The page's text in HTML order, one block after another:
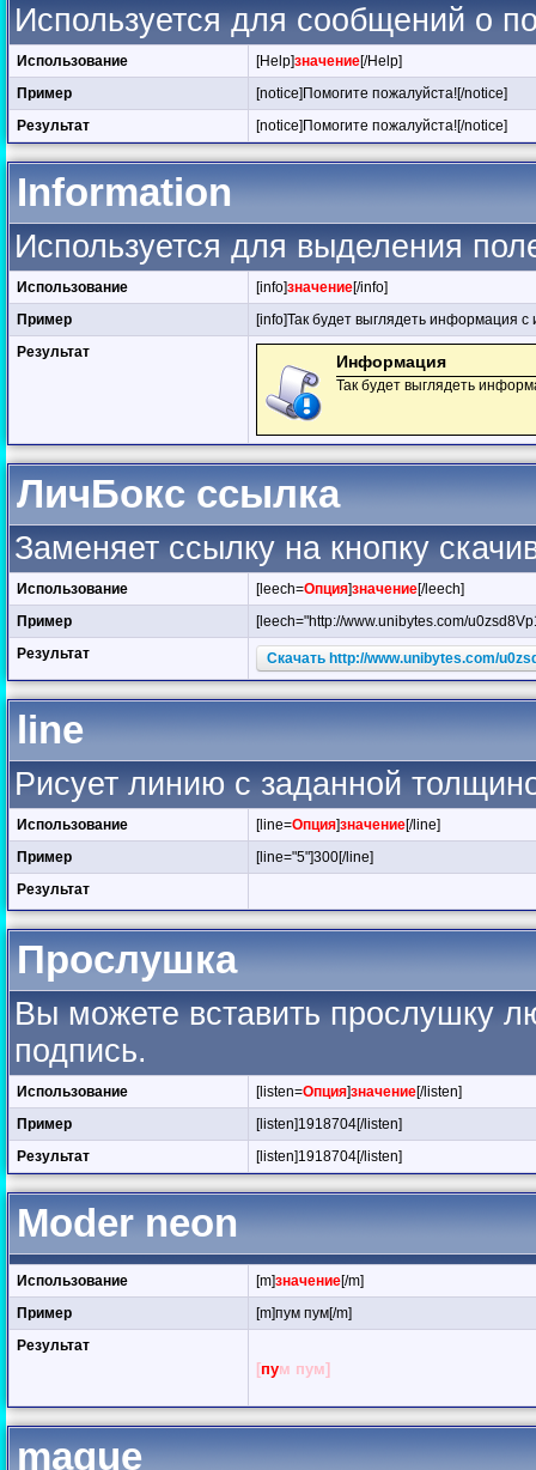
Используется для сообщений о
Использование [Help]значение[/Help]
Пример
[notice]Помогите пожалуйста![/notice]
Результат
[notice]Помогите пожалуйста![/notice]
Information
Используется для выделения
Использование [info]значение[/info]
Пример
[info]Так будет выглядеть информация с
Результат
Информация
Так будет выглядеть
ЛичБокс ссылка
Заменяет ссылку на кнопку
Использование [leech=Опция]значение[/leech]
Пример
[leech="http://www.unibytes.com/
Результат
Скачать http://www.unibytes.com/
line
Рисует линию с заданной
Использование [line=Опция]значение[/line]
Пример
[line="5"]300[/line]
Результат
Прослушка
Вы можете вставить прослушку
подпись.
Использование [listen=Опция]значение[/listen]
Пример
[listen]1918704[/listen]
Результат
[listen]1918704[/listen]
Moder neon
Использование [m]значение[/m]
Пример
[m]пум пум[/m]
Результат
[пум пум]
maque